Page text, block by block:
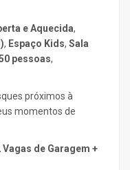
e Aquecida,
, Espaço Kids, Sala
pessoas,
próximos à
momentos de
Vagas de Garagem +